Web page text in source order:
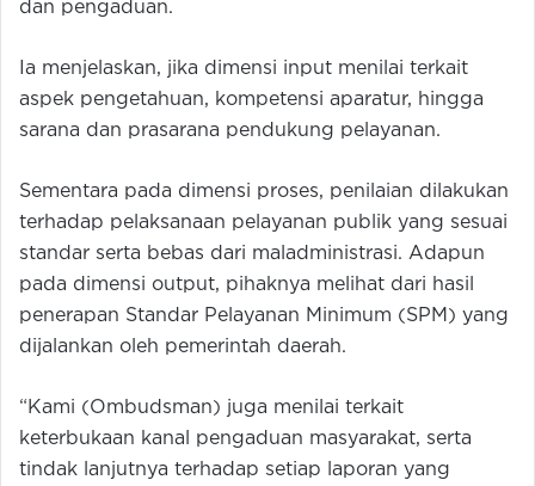
dan pengaduan.
Ia menjelaskan, jika dimensi input menilai terkait
aspek pengetahuan, kompetensi aparatur, hingga
sarana dan prasarana pendukung pelayanan.
Sementara pada dimensi proses, penilaian dilakukan
terhadap pelaksanaan pelayanan publik yang sesuai
standar serta bebas dari maladministrasi. Adapun
pada dimensi output, pihaknya melihat dari hasil
penerapan Standar Pelayanan Minimum (SPM) yang
dijalankan oleh pemerintah daerah.
“Kami (Ombudsman) juga menilai terkait
keterbukaan kanal pengaduan masyarakat, serta
tindak lanjutnya terhadap setiap laporan yang